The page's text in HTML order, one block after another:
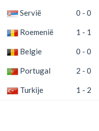
Servië 0 - 0
Roemenië 1 - 1
Belgie 0 - 0
Portugal 2 - 0
Turkije 1 - 2